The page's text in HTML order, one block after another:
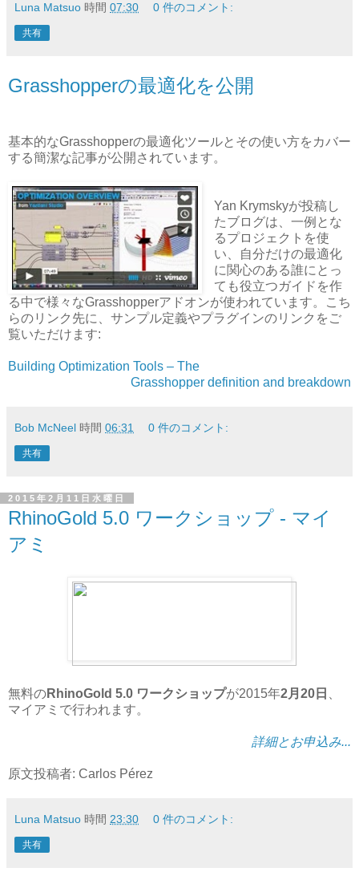
Luna Matsuo 時間 07:30 0 件のコメント:
共有
Grasshopperの最適化を公開
基本的なGrasshopperの最適化ツールとその使い方をカバー
する簡潔な記事が公開されています。
Yan Krymskyが投稿し
たブログは、一例とな
るプロジェクトを使
い、自分だけの最適化
に関心のある誰にとっ
ても役立つガイドを作
る中で様々なGrasshopperアドオンが使われています。こち
らのリンク先に、サンプル定義やプラグインのリンクをご
覧いただけます:
Building Optimization Tools – The
Grasshopper definition and breakdown
Bob McNeel 時間 06:31 0 件のコメント:
共有
2015年2月11日水曜日
RhinoGold 5.0 ワークショップ - マイ
アミ
無料のRhinoGold 5.0 ワークショップが2015年2月20日
マイアミで行われます。
詳細とお申込み...
原文投稿者: Carlos Pérez
Luna Matsuo 時間 23:30 0 件のコメント:
共有